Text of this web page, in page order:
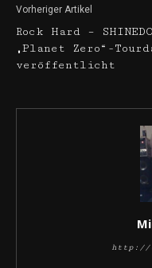
Vorheriger Artikel
Rock Hard –
„Planet Zero“-
veröffentlicht
http://